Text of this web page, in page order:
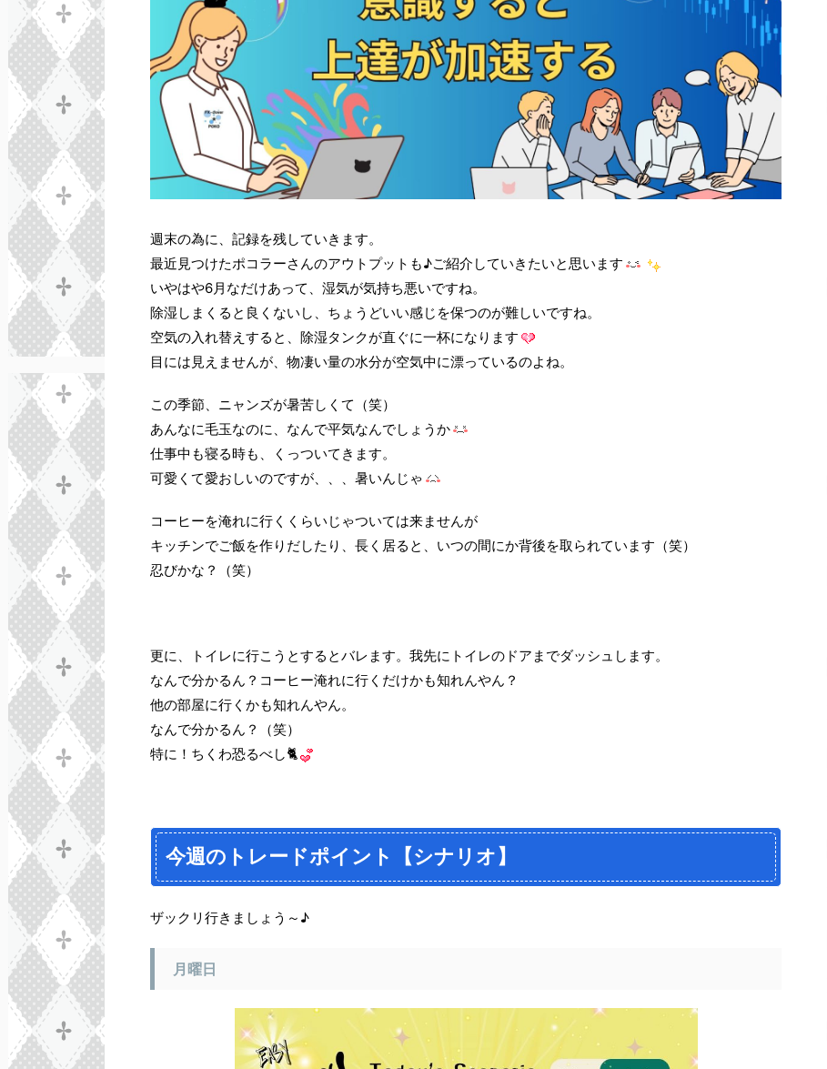
週末の為に、記録を残していきます。
最近見つけたポコラーさんのアウトプットも♪ご紹介していきたいと思います
いやはや6月なだけあって、湿気が気持ち悪いですね。
除湿しまくると良くないし、ちょうどいい感じを保つのが難しいですね。
空気の入れ替えすると、除湿タンクが直ぐに一杯になります
目には見えませんが、物凄い量の水分が空気中に漂っているのよね。
この季節、ニャンズが暑苦しくて（笑）
あんなに毛玉なのに、なんで平気なんでしょうか
仕事中も寝る時も、くっついてきます。
可愛くて愛おしいのですが、、、暑いんじゃ
コーヒーを淹れに行くくらいじゃついては来ませんが
キッチンでご飯を作りだしたり、長く居ると、いつの間にか背後を取られています（笑）
忍びかな？（笑）
更に、トイレに行こうとするとバレます。我先にトイレのドアまでダッシュします。
なんで分かるん？コーヒー淹れに行くだけかも知れんやん？
他の部屋に行くかも知れんやん。
なんで分かるん？（笑）
特に！ちくわ恐るべし🐈
今週のトレードポイント【シナリオ】
ザックリ行きましょう～♪
月曜日